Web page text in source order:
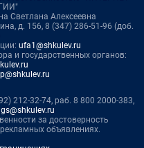
Светлана Алексеевна
д. 156, 8 (347) 286-51-96 (доб.
ufa1@shkulev.ru
и государственных органов:
212-32-74, раб. 8 800 2000-383,
за достоверность
объявлениях.